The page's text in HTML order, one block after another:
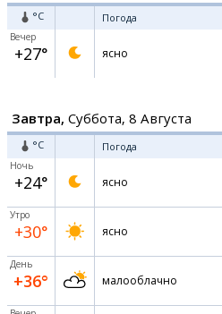
°C Погода
Вечер
+27° ясно
Завтра, Суббота, 8 Августа
°C Погода
Ночь
+24° ясно
Утро
+30° ясно
День
+36° малооблачно